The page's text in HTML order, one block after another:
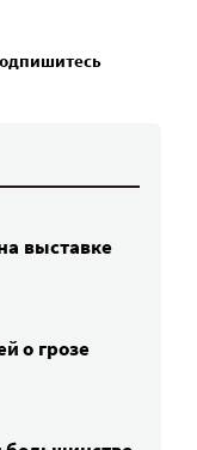
выставке
о грозе